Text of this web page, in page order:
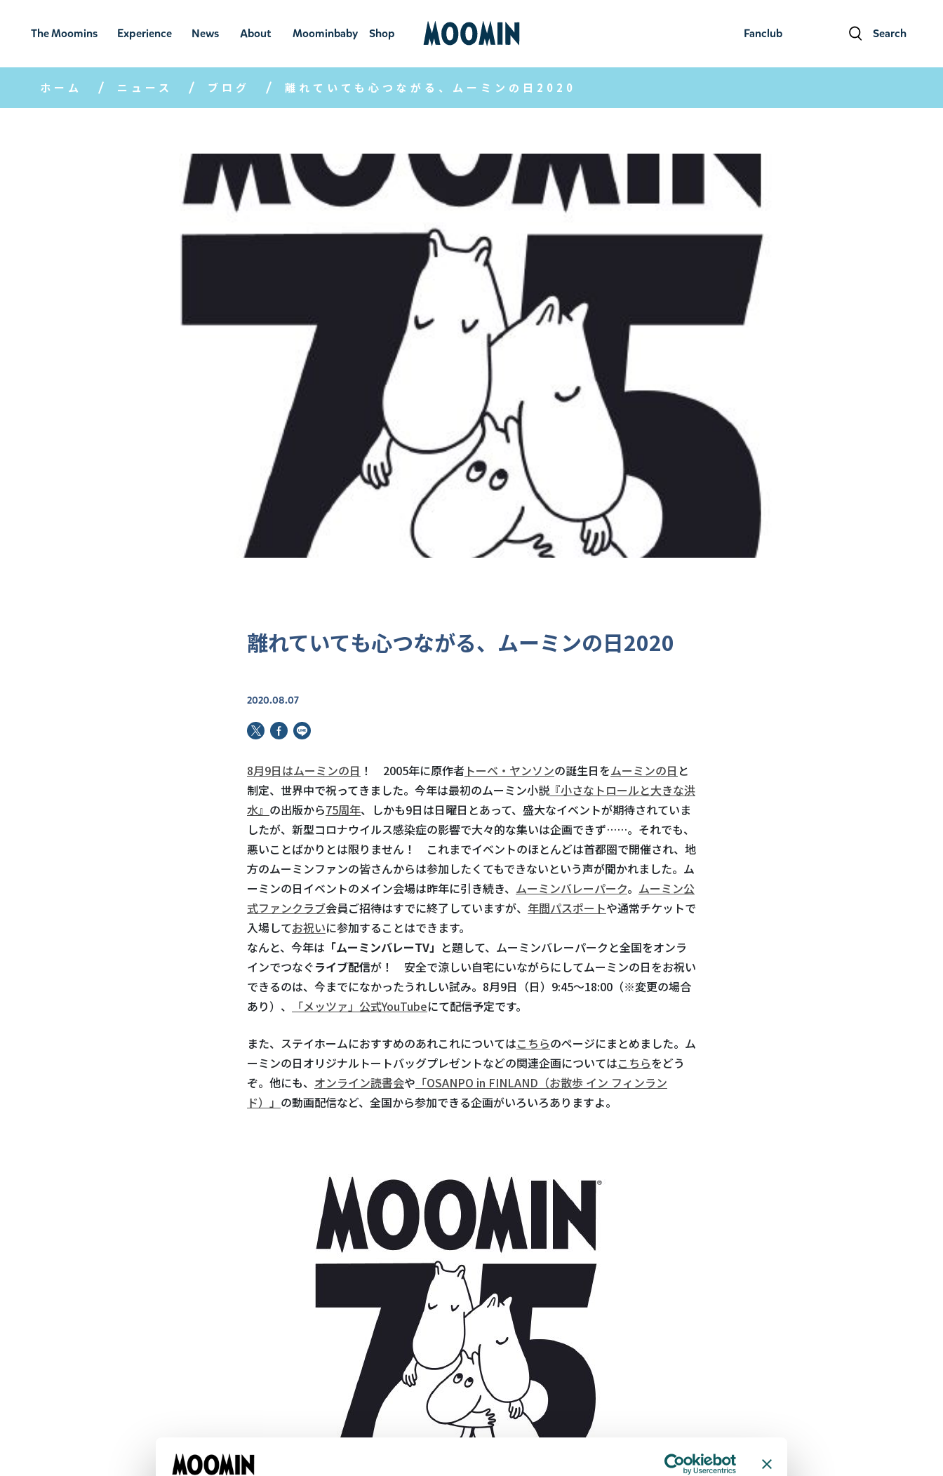
Fanclub Search
The Moomins
ムーミンの
世界
Experience
ムーミンの世
界を楽しむ
News
ニュ
ース
About
ムーミン
について
Moominbaby
ムーミンベ
ビー
Shop
ショ
ップ
ホーム ニュース ブログ 離れていても心つながる、ムーミンの日2020
離れていても心つながる、ムーミンの日2020
2020.08.07
8月9日はムーミンの日 ！ 2005年に原作者 トーベ・ヤンソンの誕生日をムーミンの日 と
制定、世界中で祝ってきました。今年は最初のムーミン小説 『小さなトロールと大きな洪
水』 の出版から75周年、しかも9日は日曜日とあって、盛大なイベントが期待されていま
したが、新型コロナウイルス感染症の影響で大々的な集いは企画できず……。それでも、
悪いことばかりとは限りません！ これまでイベントのほとんどは首都圏で開催され、地
方のムーミンファンの皆さんからは参加したくてもできないという声が聞かれました。ム
ーミンの日イベントのメイン会場は昨年に引き続き、 ムーミンバレーパーク。 ムーミン公
式ファンクラブ会員ご招待はすでに終了していますが、 年間パスポートや通常チケットで
入場してお祝いに参加することはできます。
なんと、今年は 「ムーミンバレーTV」 と題して、ムーミンバレーパークと全国をオンラ
インでつなぐライブ配信が！ 安全で涼しい自宅にいながらにしてムーミンの日をお祝い
できるのは、今までになかったうれしい試み。8月9日（日）9:45～18:00（※変更の場合
あり）、
「メッツァ」公式YouTubeにて配信予定です。
また、ステイホームにおすすめのあれこれについてはこちらのページにまとめました。ム
ーミンの日オリジナルトートバッグプレゼントなどの関連企画についてはこちらをどう
ぞ。他にも、 オンライン読書会や 「OSANPO in FINLAND（お散歩 イン フィンラン
ド）」 の動画配信など、全国から参加できる企画がいろいろありますよ。